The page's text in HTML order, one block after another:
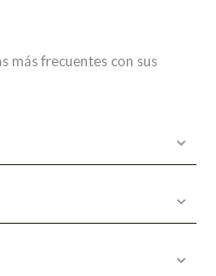
más frecuentes con sus


